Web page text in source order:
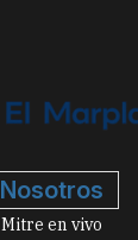
Nosotros
Mitre en vivo